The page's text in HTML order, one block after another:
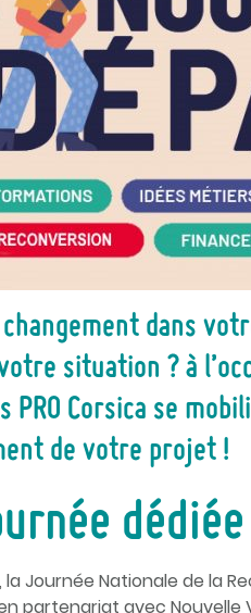
changement dans
situation ? à
PRO Corsica se
de votre projet !
Journée Nationale de la
partenariat avec Nouvelle